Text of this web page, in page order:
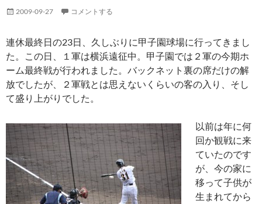
2009-09-27 コメントする
連休最終日の23日、久しぶりに甲子園球場に行ってきまし
た。この日、１軍は横浜遠征中。甲子園では２軍の今期ホ
ーム最終戦が行われました。バックネット裏の席だけの解
放でしたが、２軍戦とは思えないくらいの客の入り、そし
て盛り上がりでした。
以前は年に何
回か観戦に来
ていたのです
が、今の家に
移って子供が
生まれてから